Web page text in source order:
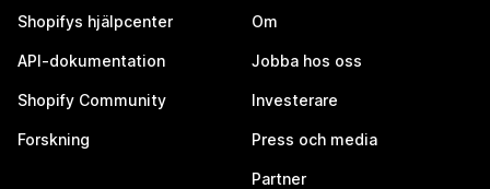
Shopifys hjälpcenter
API-dokumentation
Shopify Community
Forskning
Om
Jobba hos oss
Investerare
Press och media
Partner